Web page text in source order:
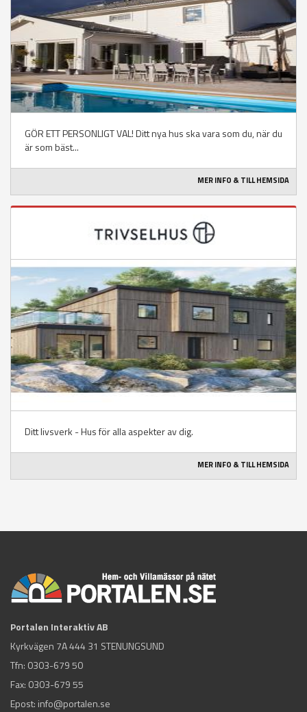
GÖR ETT PERSONLIGT VAL! Ditt nya hus ska vara som du, när du
är som bäst...
MER INFO & TILL HEMSIDA
Ditt livsverk - Hus för alla aspekter av dig.
MER INFO & TILL HEMSIDA
Portalen Interaktiv AB
Kyrkvägen 7A 444 31 STENUNGSUND
Tfn: 0303-679 50
Fax: 0303-679 55
Epost: info@portalen.se